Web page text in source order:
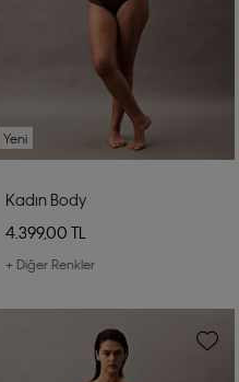
Yeni
Kadın Body
4.399,00 TL
+ Diğer Renkler